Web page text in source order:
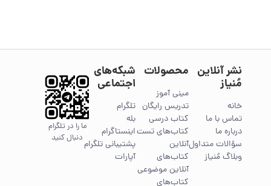
نشر آنلاین
مُنیاز
خانه
تماس با ما
درباره ما
سؤالات متداول
وبلاگ مُنیاز
محصولات
مینی آموز
تدریس رایگان
کتاب درسی
کتاب‌های تست
آنلاین
کتاب‌های
آنلاین موضوعی
کتاب‌های
شبکه‌های
اجتماعی
تلگرام
بله
اینستاگرام
پشتیبانی تلگرام
آپارات
ما را در تلگرام
دنبال کنید